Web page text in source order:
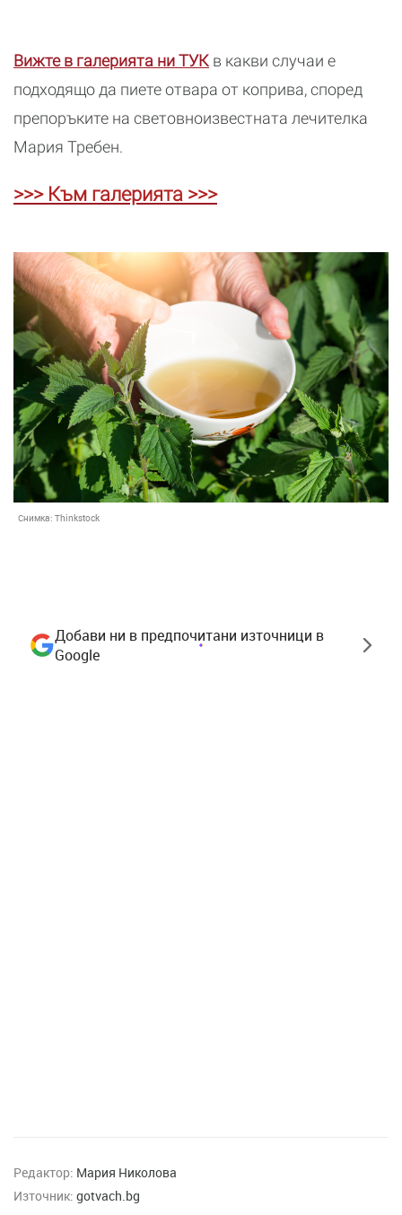
Вижте в галерията ни ТУК в какви случаи е
подходящо да пиете отвара от коприва, според
препоръките на световноизвестната лечителка
Мария Требен.
>>> Към галерията >>>
Снимка: Thinkstock
Добави ни в предпочитани източници в
Google
Редактор: Мария Николова
Източник: gotvach.bg